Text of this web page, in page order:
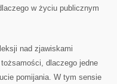
w życiu publicznym
nad zjawiskami
dlaczego jedne
pomijania. W tym sensie